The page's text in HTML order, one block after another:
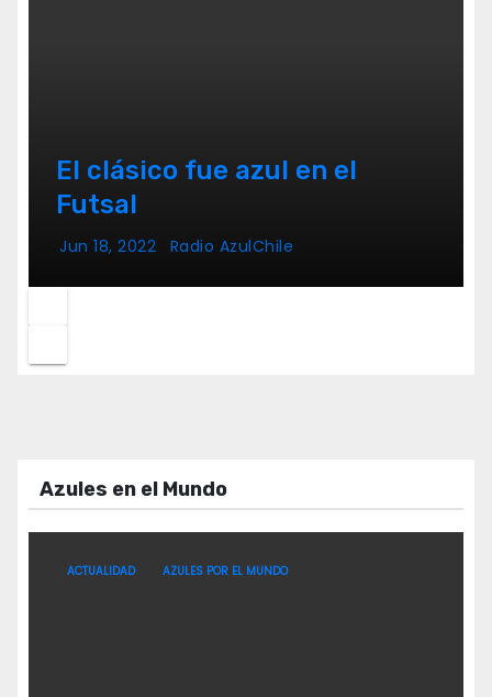
El clásico fue azul en el
Futsal
Jun 18, 2022 Radio AzulChile
Azules en el Mundo
ACTUALIDAD AZULES POR EL MUNDO